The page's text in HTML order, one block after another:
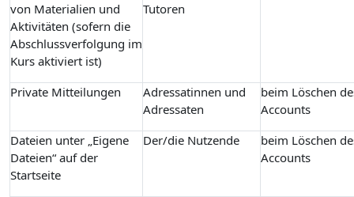
von Materialien und
Aktivitäten (sofern die
Abschlussverfolgung im
Kurs aktiviert ist)
Tutoren
Private Mitteilungen
Adressatinnen und
Adressaten
beim Löschen
Accounts
Dateien unter „Eigene
Dateien“ auf der
Startseite
Der/die Nutzende
beim Löschen
Accounts